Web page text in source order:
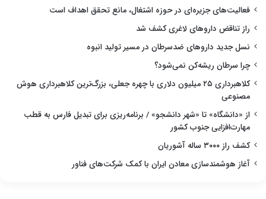
فعالیت‌های جزیره‌ای در حوزه اشتغال، مانع تحقق اهداف است
راز تناقض داروهای لاغری کشف شد
نسل جدید داروهای ضدسرطان در مسیر تولید انبوه
چرا سرطان ریشه‌کن نمی‌شود؟
کلاهبرداری ۲۵ میلیون دلاری با چهره جعلی، بزرگ‌ترین کلاهبرداری هوش
مصنوعی
از «دانشگاه» تا «شهر دانشجو» / برنامه‌ریزی برای تبدیل فارس به قطب
مهارت‌افزایی جنوب کشور
کشف راز ۳۰۰۰ ساله آشوریان
آغاز هوشمندسازی معادن ایران با کمک شرکت‌های فناور